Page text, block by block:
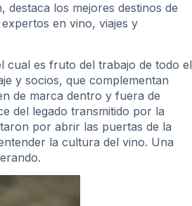
los mejores destinos de
en vino, viajes y
cual es fruto del trabajo de todo el
y socios, que complementan
de marca dentro y fuera de
del legado transmitido por la
por abrir las puertas de la
la cultura del vino. Una